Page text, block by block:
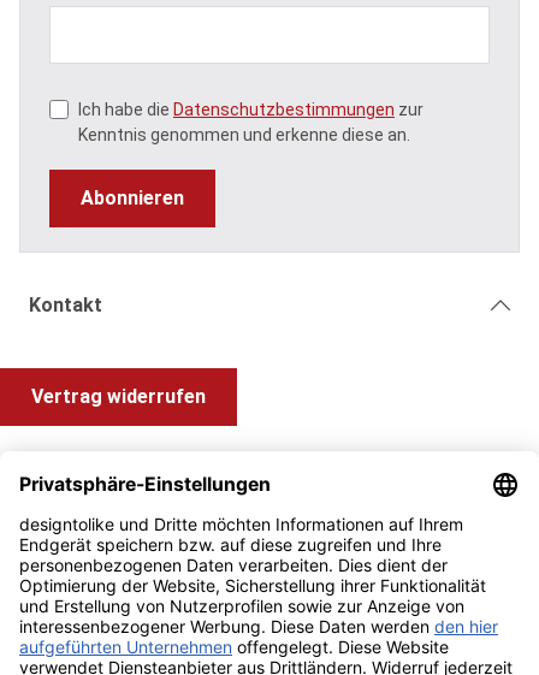
Ich habe die Datenschutzbestimmungen zur
Kenntnis genommen und erkenne diese an.
Abonnieren
Kontakt
Vertrag widerrufen
Information und Impressum
Zahlung & Versand